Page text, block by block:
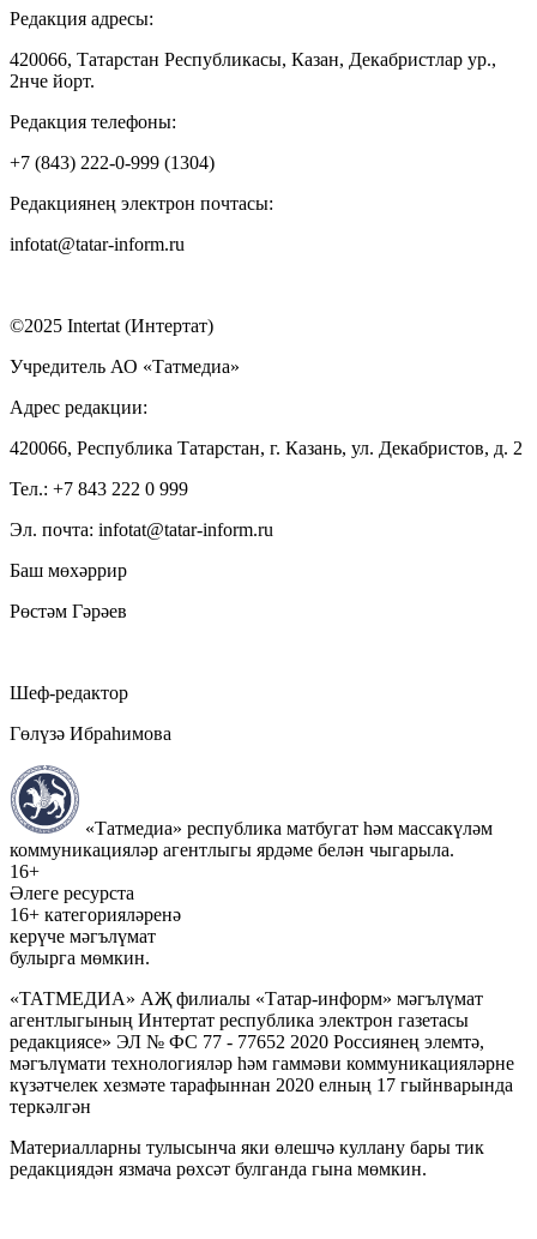
Редакция адресы:
420066, Татарстан Республикасы, Казан, Декабристлар ур.,
2нче йорт.
Редакция телефоны:
+7 (843) 222-0-999 (1304)
Редакциянең электрон почтасы:
infotat@tatar-inform.ru
©2025 Intertat (Интертат)
Учредитель АО «Татмедиа»
Адрес редакции:
420066, Республика Татарстан, г. Казань, ул. Декабристов, д. 2
Тел.: +7 843 222 0 999
Эл. почта: infotat@tatar-inform.ru
Баш мөхәррир
Рөстәм Гәрәев
Шеф-редактор
Гөлүзә Ибраһимова
«Татмедиа» республика матбугат һәм массакүләм
коммуникацияләр агентлыгы ярдәме белән чыгарыла.
16+
Әлеге ресурста
16+ категорияләренә
керүче мәгълүмат
булырга мөмкин.
«ТАТМЕДИА» АҖ филиалы «Татар-информ» мәгълүмат
агентлыгының Интертат республика электрон газетасы
редакциясе» ЭЛ № ФС 77 - 77652 2020 Россиянең элемтә,
мәгълүмати технологияләр һәм гаммәви коммуникацияләрне
күзәтчелек хезмәте тарафыннан 2020 елның 17 гыйнварында
теркәлгән
Материалларны тулысынча яки өлешчә куллану бары тик
редакциядән язмача рөхсәт булганда гына мөмкин.